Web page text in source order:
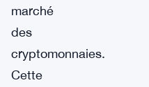
marché
des
cryptomonnaies.
Cette